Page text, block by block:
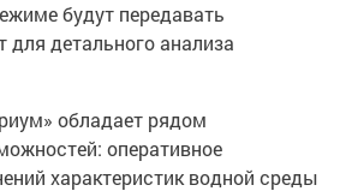
будут передавать
для детального анализа
обладает рядом
оперативное
характеристик водной среды